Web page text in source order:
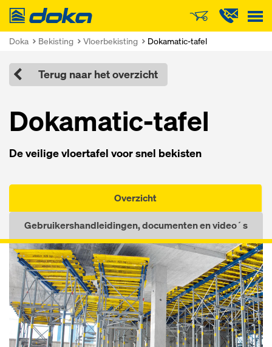
Doka
Doka Bekisting Vloerbekisting Dokamatic-tafel
Terug naar het overzicht
Dokamatic-tafel
De veilige vloertafel voor snel bekisten
Overzicht
Gebruikershandleidingen, documenten en video´s